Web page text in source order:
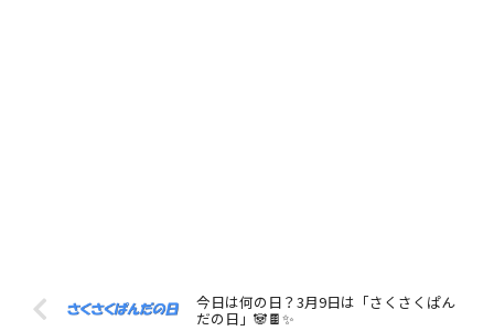
今日は何の日？3月9日は「さくさくぱん
だの日」🐼🍫✨